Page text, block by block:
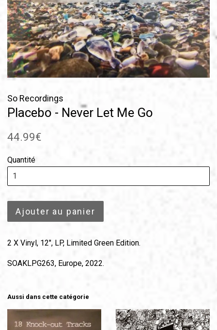
So Recordings
Placebo - Never Let Me Go
Prix
44.99€
Quantité
Ajouter au panier
2 X Vinyl, 12", LP, Limited Green Edition.
SOAKLPG263, Europe, 2022.
Aussi dans cette catégorie